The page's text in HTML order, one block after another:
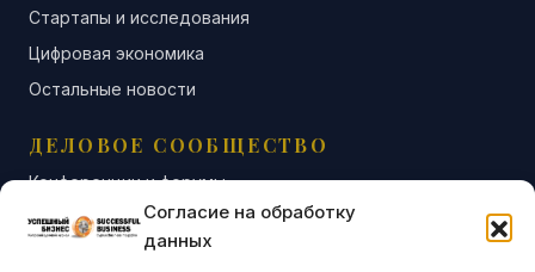
Согласие на обработку
данных
Стартапы и исследования
Цифровая экономика
Остальные новости
ДЕЛОВОЕ СООБЩЕСТВО
Конференции и форумы
Бизнес-клубы и ассоциации
Остальные новости